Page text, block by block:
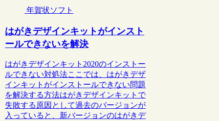
年賀状ソフト
はがきデザインキットがインスト
ールできないを解決
はがきデザインキット2020のインストー
ルできない対処法ここでは、はがきデザ
インキットがインストールできない問題
を解決する方法はがきデザインキットで
失敗する原因として過去のバージョンが
入っていると、新バージョンのはがきデ